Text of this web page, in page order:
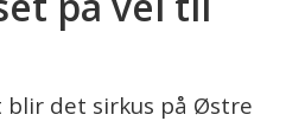
blir det sirkus på Østre